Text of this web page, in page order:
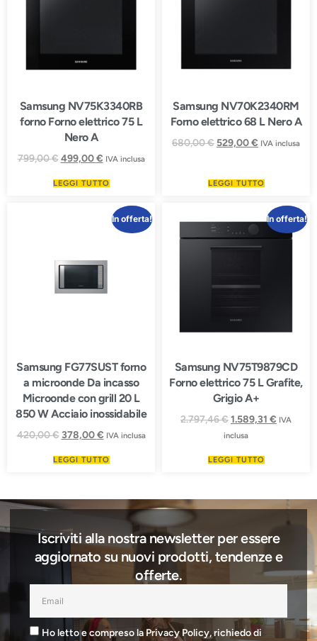
Samsung NV75K3340RB
forno Forno elettrico 75 L
Nero A
799,00€ 499,00€ IVA inclusa
LEGGI TUTTO
Samsung NV70K2340RM
Forno elettrico 68 L Nero A
680,00€ 529,00€ IVA inclusa
LEGGI TUTTO
In offerta!
Samsung FG77SUST forno
a microonde Da incasso
Microonde con grill 20 L
850 W Acciaio inossidabile
420,00€ 378,00€ IVA inclusa
LEGGI TUTTO
In offerta!
Samsung NV75T9879CD
Forno elettrico 75 L Grafite,
Grigio A+
2.797,46€1.589,31 € IVA
inclusa
LEGGI TUTTO
Iscriviti alla nostra newsletter per essere
aggiornato su nuovi prodotti, tendenze e
offerte.
Ho letto e compreso la Privacy Policy, richiedo di